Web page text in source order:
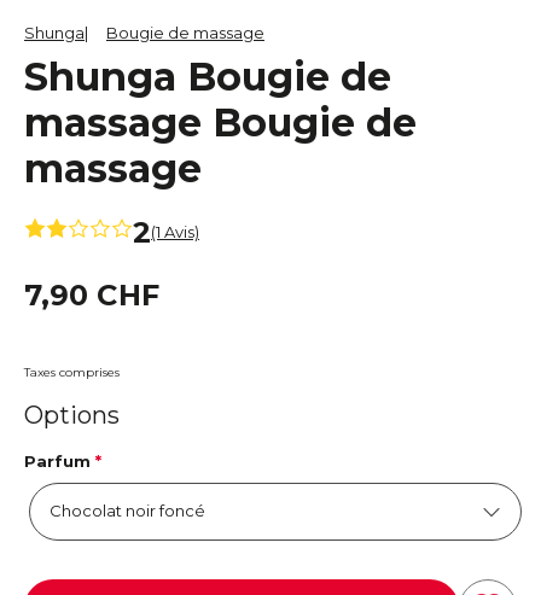
Shunga Bougie de massage
Shunga Bougie de
massage Bougie de
massage
2(1 Avis)
7,90 CHF
Taxes comprises
Options
Parfum *